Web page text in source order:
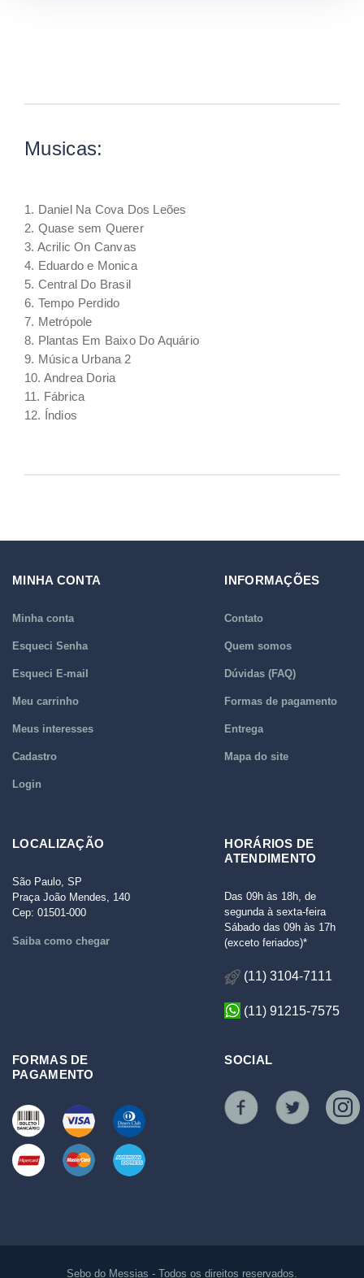
Musicas:
1. Daniel Na Cova Dos Leões
2. Quase sem Querer
3. Acrilic On Canvas
4. Eduardo e Monica
5. Central Do Brasil
6. Tempo Perdido
7. Metrópole
8. Plantas Em Baixo Do Aquário
9. Música Urbana 2
10. Andrea Doria
11. Fábrica
12. Índios
MINHA CONTA
Minha conta
Esqueci Senha
Esqueci E-mail
Meu carrinho
Meus interesses
Cadastro
Login
INFORMAÇÕES
Contato
Quem somos
Dúvidas (FAQ)
Formas de pagamento
Entrega
Mapa do site
LOCALIZAÇÃO
São Paulo, SP
Praça João Mendes, 140
Cep: 01501-000
Saiba como chegar
HORÁRIOS DE
ATENDIMENTO
Das 09h às 18h, de
segunda à sexta-feira
Sábado das 09h às 17h
(exceto feriados)*
(11) 3104-7111
(11) 91215-7575
FORMAS DE
PAGAMENTO
SOCIAL
Sebo do Messias - Todos os direitos reservados.